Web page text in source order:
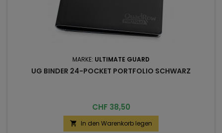
MARKE: ULTIMATE GUARD
UG BINDER 24-POCKET PORTFOLIO SCHWARZ
Preis
CHF 38,50
 In den Warenkorb legen